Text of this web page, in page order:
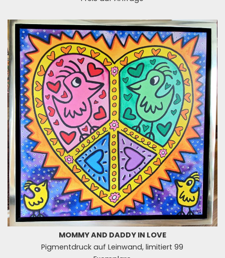
MOMMY AND DADDY IN LOVE
Pigmentdruck auf Leinwand, limitiert 99